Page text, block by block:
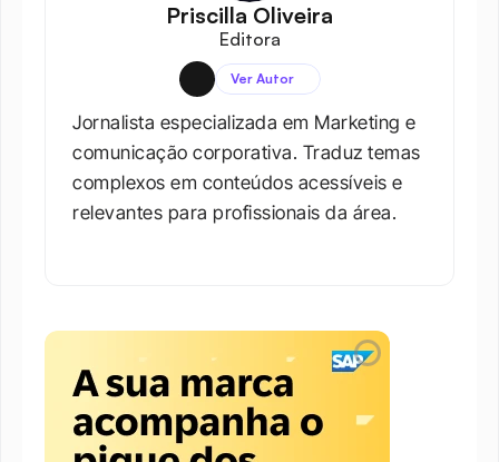
Priscilla Oliveira
Editora
Ver Autor
Jornalista especializada em Marketing e
comunicação corporativa. Traduz temas
complexos em conteúdos acessíveis e
relevantes para profissionais da área.​